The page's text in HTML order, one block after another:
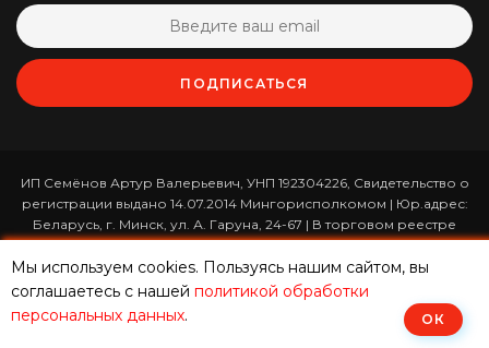
ПОДПИСАТЬСЯ
ИП Семёнов Артур Валерьевич, УНП 192304226, Свидетельство о
регистрации выдано 14.07.2014 Мингорисполкомом | Юр.адрес:
Беларусь, г. Минск, ул. А. Гаруна, 24-67 | В торговом реестре
зарегистрирован 26.01.2017 за номером 365820 | Режим работы:
ежедневно с 10:00 до 19:00 (приём заказов онлайн -
круглосуточно)
Мы используем cookies. Пользуясь нашим сайтом, вы
соглашаетесь с нашей политикой обработки
персональных данных. ОК